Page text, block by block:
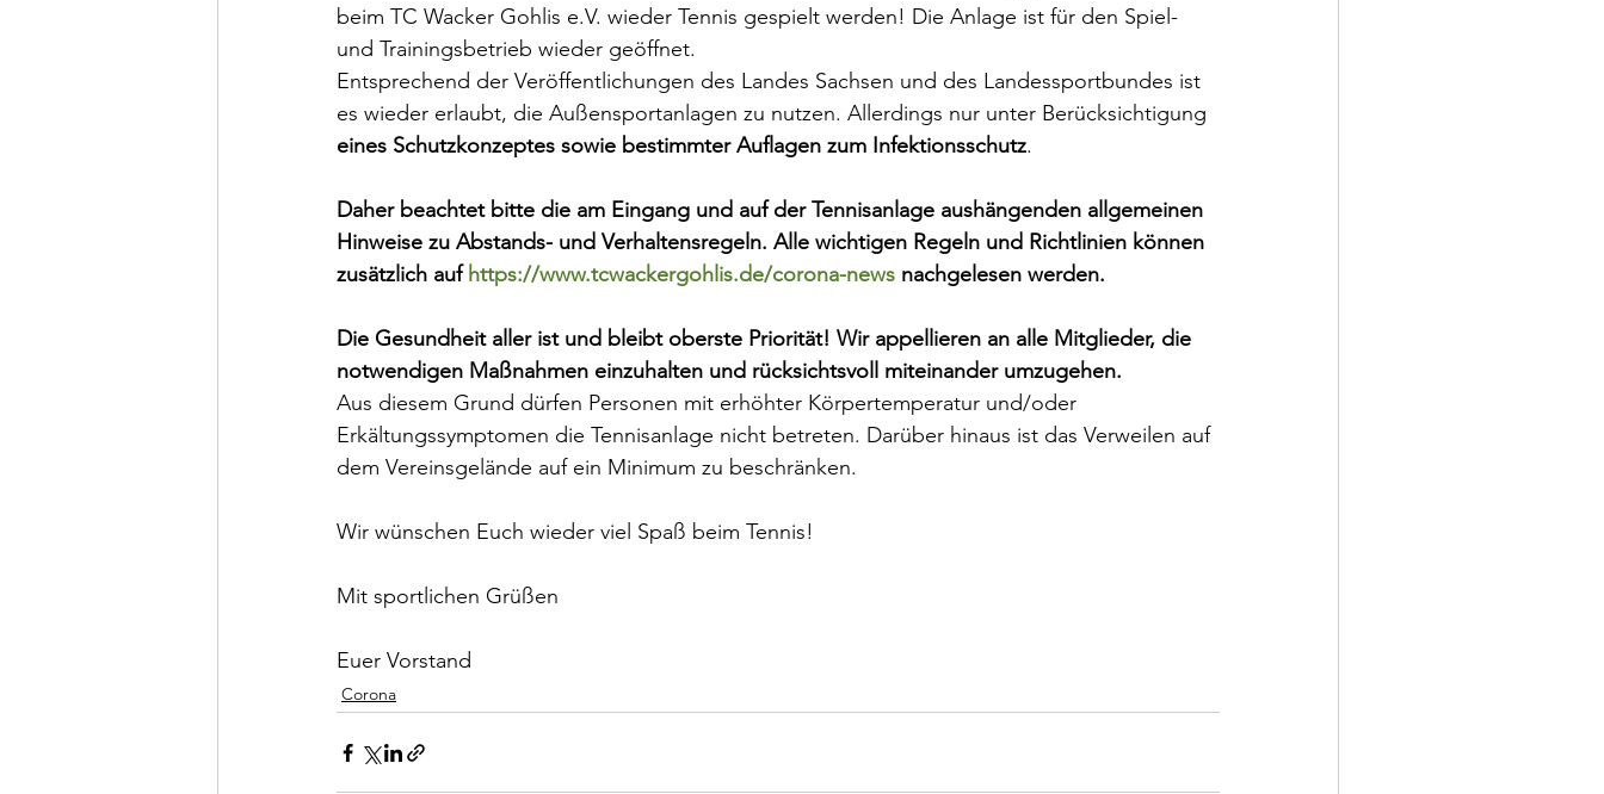
beim TC Wacker Gohlis e.V. wieder Tennis gespielt werden! Die Anlage ist für den Spiel-
und Trainingsbetrieb wieder geöffnet.
Entsprechend der Veröffentlichungen des Landes Sachsen und des Landessportbundes ist
es wieder erlaubt, die Außensportanlagen zu nutzen. Allerdings nur unter Berücksichtigung
eines Schutzkonzeptes sowie bestimmter Auflagen zum Infektionsschutz.
Daher beachtet bitte die am Eingang und auf der Tennisanlage aushängenden allgemeinen
Hinweise zu Abstands- und Verhaltensregeln. Alle wichtigen Regeln und Richtlinien können
zusätzlich auf https://www.tcwackergohlis.de/corona-news nachgelesen werden.
Die Gesundheit aller ist und bleibt oberste Priorität! Wir appellieren an alle Mitglieder, die
notwendigen Maßnahmen einzuhalten und rücksichtsvoll miteinander umzugehen.
Aus diesem Grund dürfen Personen mit erhöhter Körpertemperatur und/oder
Erkältungssymptomen die Tennisanlage nicht betreten. Darüber hinaus ist das Verweilen auf
dem Vereinsgelände auf ein Minimum zu beschränken.
Wir wünschen Euch wieder viel Spaß beim Tennis!
Mit sportlichen Grüßen
Euer Vorstand
Corona